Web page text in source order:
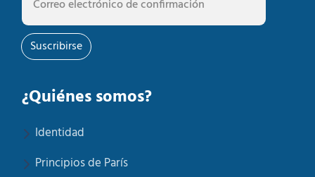
Suscribirse
¿Quiénes somos?
Identidad
Principios de París